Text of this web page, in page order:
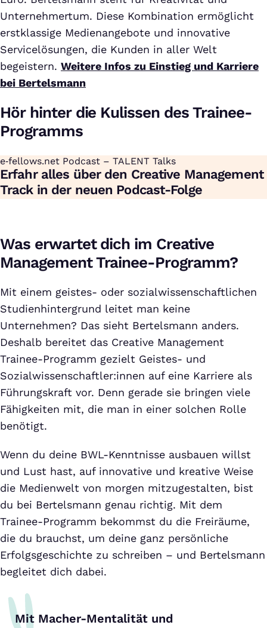
Unternehmertum. Diese Kombination ermöglicht
erstklassige Medienangebote und innovative
Servicelösungen, die Kunden in aller Welt
begeistern. Weitere Infos zu Einstieg und Karriere
bei Bertelsmann
Hör hinter die Kulissen des Trainee-
Programms
e‑fellows.net Podcast – TALENT Talks
:
Erfahr alles über den Creative Management
Track in der neuen Podcast-Folge
Was erwartet dich im Creative
Management Trainee-Programm?
Mit einem geistes- oder sozialwissenschaftlichen
Studienhintergrund leitet man keine
Unternehmen? Das sieht Bertelsmann anders.
Deshalb bereitet das Creative Management
Trainee-Programm gezielt Geistes- und
Sozialwissenschaftler:innen auf eine Karriere als
Führungskraft vor. Denn gerade sie bringen viele
Fähigkeiten mit, die man in einer solchen Rolle
benötigt.
Wenn du deine BWL-Kenntnisse ausbauen willst
und Lust hast, auf innovative und kreative Weise
die Medienwelt von morgen mitzugestalten, bist
du bei Bertelsmann genau richtig. Mit dem
Trainee-Programm bekommst du die Freiräume,
die du brauchst, um deine ganz persönliche
Erfolgsgeschichte zu schreiben – und Bertelsmann
begleitet dich dabei.
Mit Macher-Mentalität und